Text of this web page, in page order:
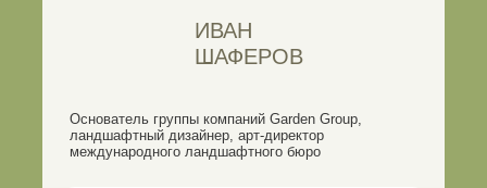
Основатель группы компаний Garden Group,
ландшафтный дизайнер, арт-директор
международного ландшафтного бюро
ИВАН
ШАФЕРОВ